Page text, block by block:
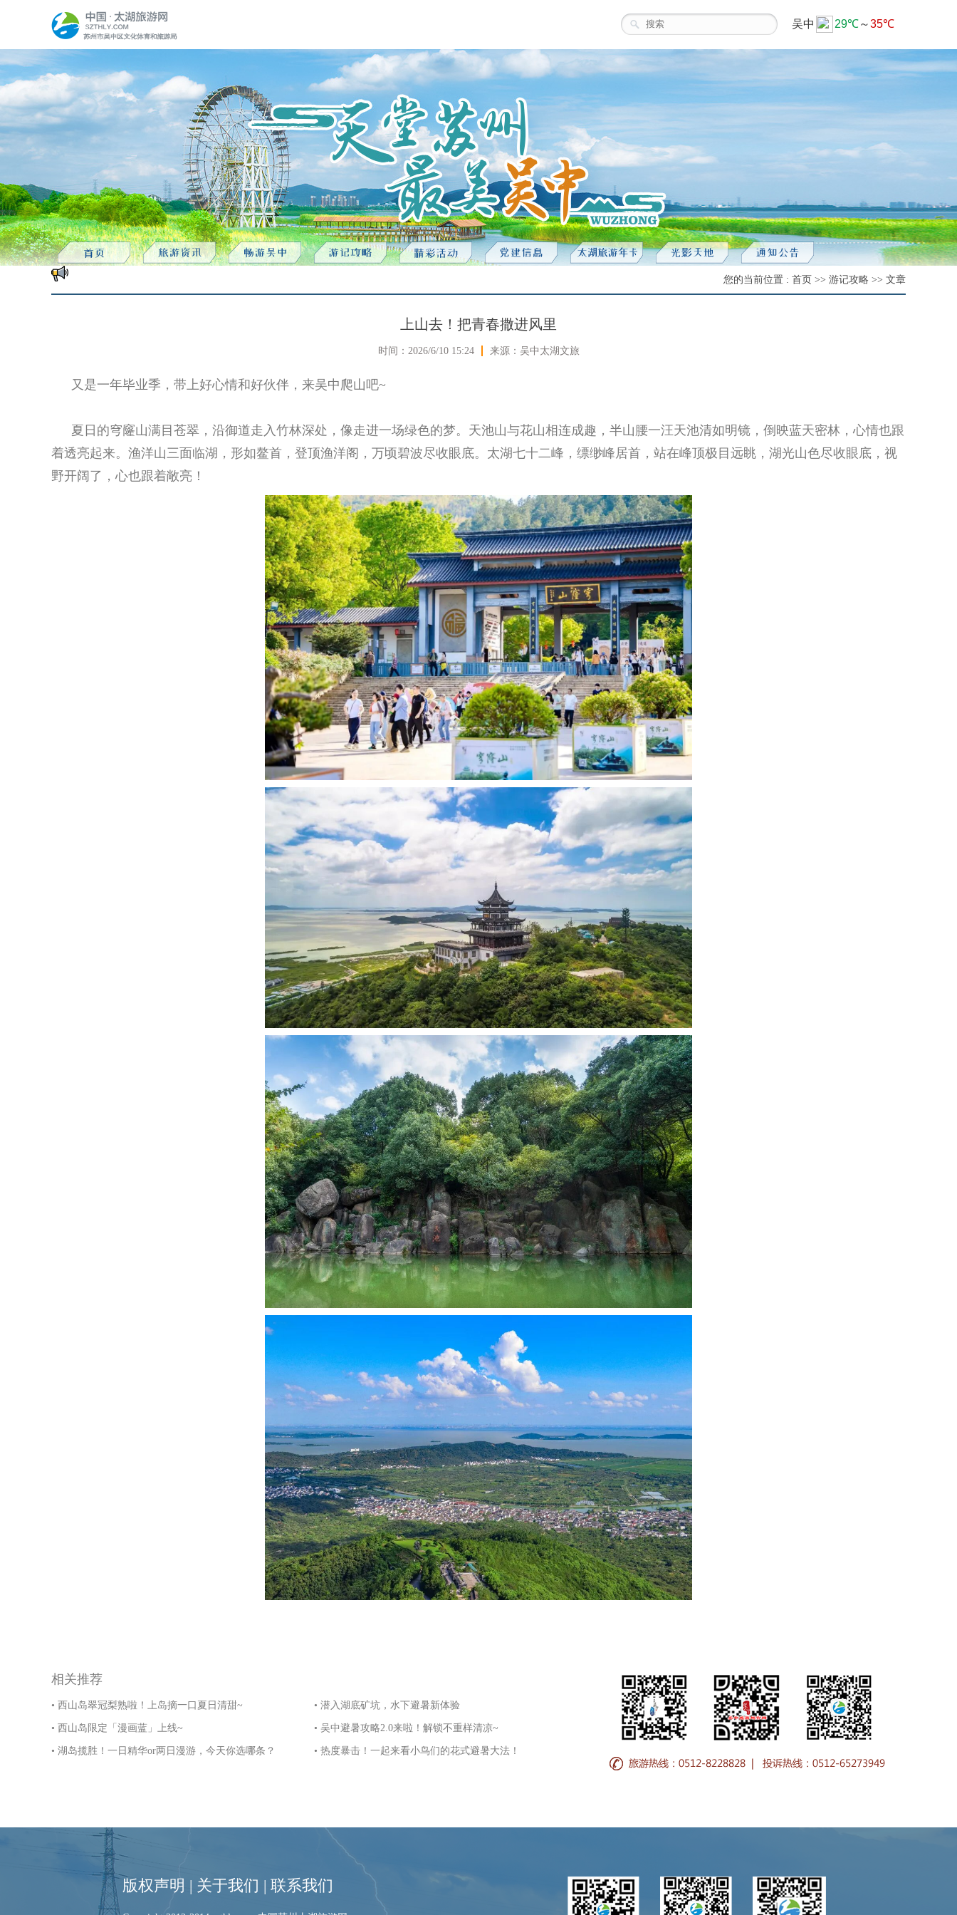
您的当前位置 : 首页 >> 游记攻略 >> 文章
上山去！把青春撒进风里
时间：2026/6/10 15:24 来源：吴中太湖文旅
又是一年毕业季，带上好心情和好伙伴，来吴中爬山吧~
夏日的穹窿山满目苍翠，沿御道走入竹林深处，像走进一场绿色的梦。 天池山与花山相连成趣，半山腰一汪天池清如明镜，倒映蓝天密林，心情也跟
着透亮起来。 渔洋山三面临湖，形如鳌首，登顶渔洋阁，万顷碧波尽收眼底。太湖七十二峰， 缥缈峰居首，站在峰顶极目远眺，湖光山色尽收眼底，视
野开阔了，心也跟着敞亮！
相关推荐
• 西山岛翠冠梨熟啦！上岛摘一口夏日清甜~ • 潜入湖底矿坑，水下避暑新体验
• 西山岛限定「漫画蓝」上线~ • 吴中避暑攻略2.0来啦！解锁不重样清凉~
• 湖岛揽胜！一日精华or两日漫游，今天你选哪条？ • 热度暴击！一起来看小鸟们的花式避暑大法！
版权声明 | 关于我们 | 联系我们